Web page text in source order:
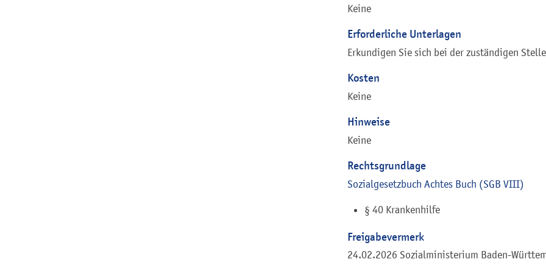
Keine
Erforderliche Unterlagen
Erkundigen Sie sich bei der zuständigen
Kosten
Keine
Hinweise
Keine
Rechtsgrundlage
Sozialgesetzbuch Achtes Buch (SGB VIII)
§ 40 Krankenhilfe
Freigabevermerk
24.02.2026 Sozialministerium Baden-